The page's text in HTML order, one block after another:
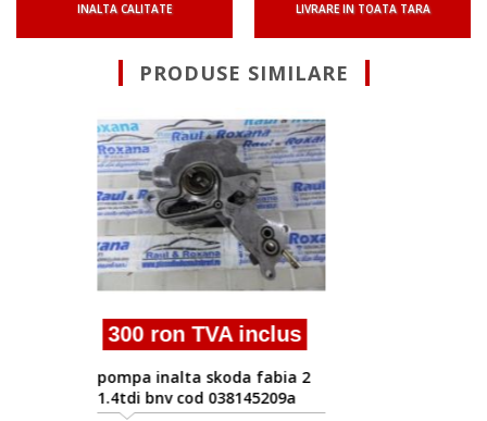
INALTA CALITATE LIVRARE IN TOATA TARA
PRODUSE SIMILARE
300 ron TVA inclus
pompa inalta skoda fabia 2
1.4tdi bms cod 038145209a